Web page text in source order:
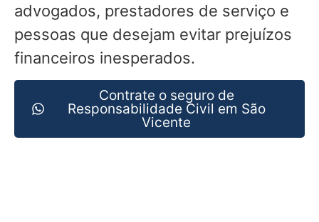
advogados, prestadores de serviço e
pessoas que desejam evitar prejuízos
financeiros inesperados.
Contrate o seguro de
Responsabilidade Civil em São
Vicente